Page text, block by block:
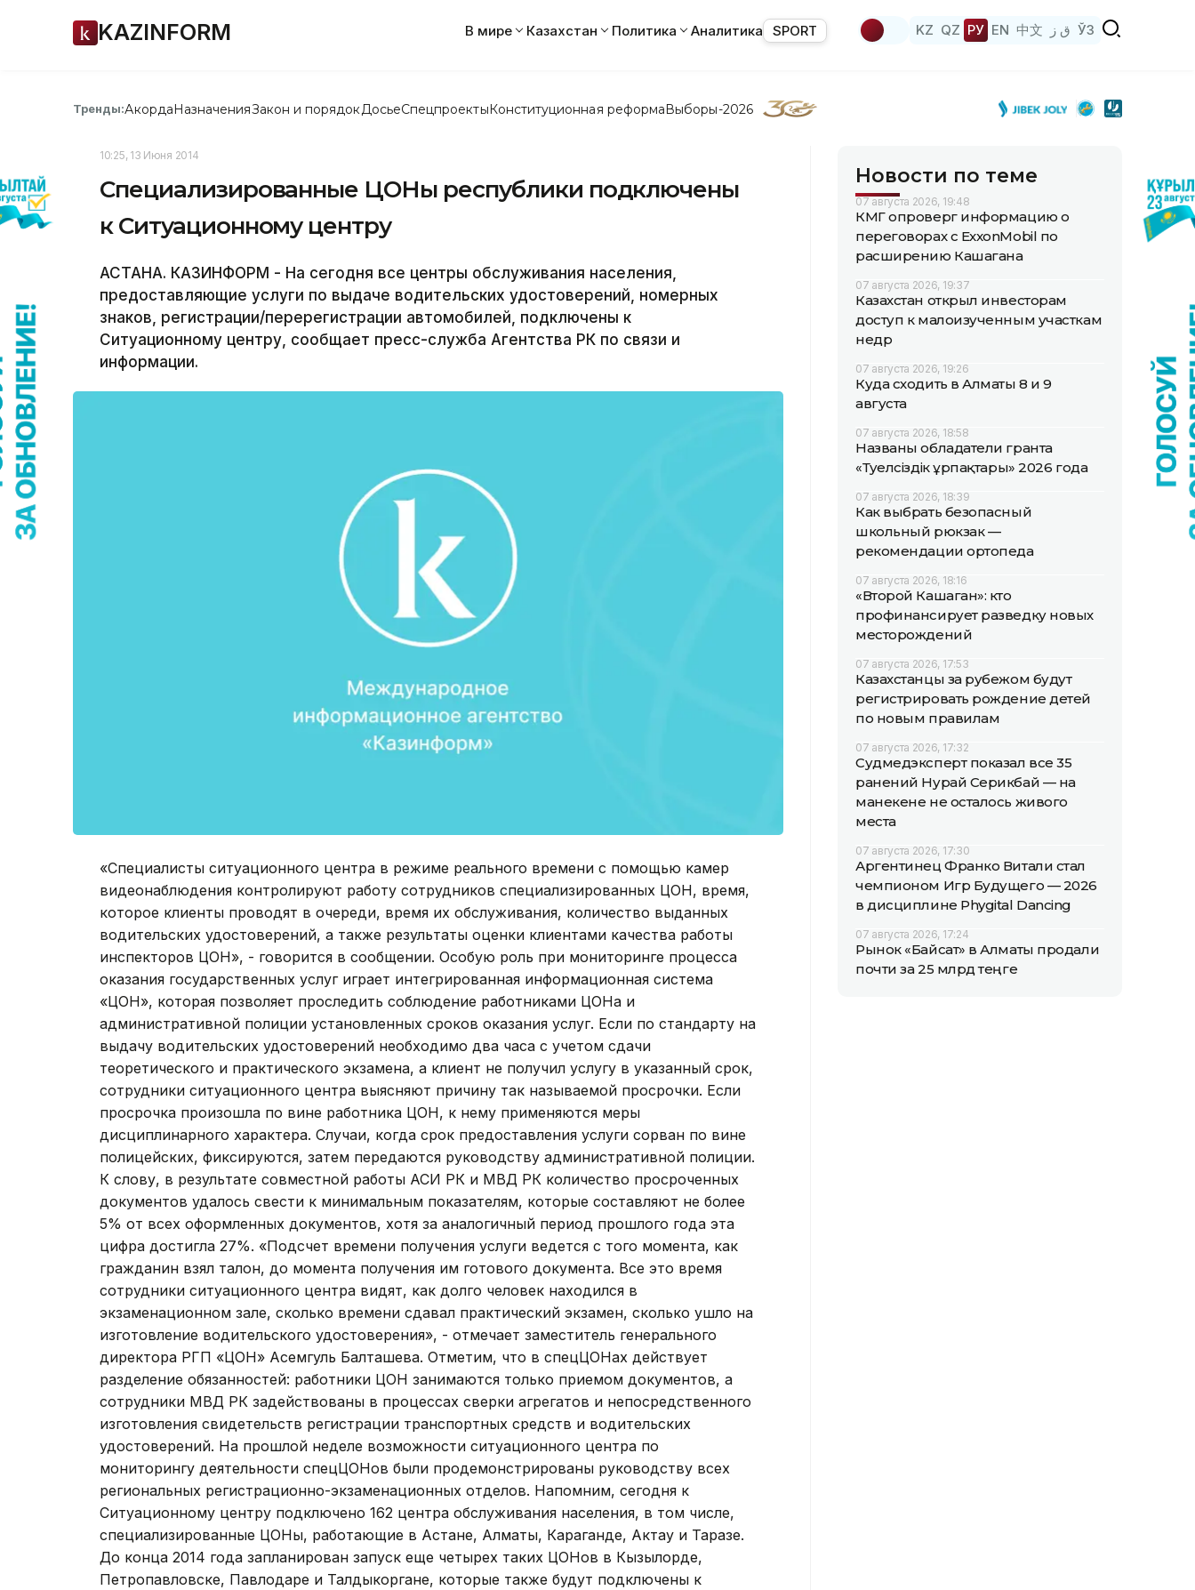
KAZINFORM В мире Казахстан Политика Аналитика SPORT KZ QZ РУ EN 中文 ق ز ЎЗ
Тренды:АкордаНазначенияЗакон и порядок ДосьеСпецпроектыКонституционная реформаВыборы-2026
10:25, 13 Июня 2014
Специализированные ЦОНы республики подключены
к Ситуационному центру
АСТАНА. КАЗИНФОРМ - На сегодня все центры обслуживания населения,
предоставляющие услуги по выдаче водительских удостоверений, номерных
знаков, регистрации/перерегистрации автомобилей, подключены к
Ситуационному центру, сообщает пресс-служба Агентства РК по связи и
информации.
«Специалисты ситуационного центра в режиме реального времени с помощью камер
видеонаблюдения контролируют работу сотрудников специализированных ЦОН, время,
которое клиенты проводят в очереди, время их обслуживания, количество выданных
водительских удостоверений, а также результаты оценки клиентами качества работы
инспекторов ЦОН», - говорится в сообщении. Особую роль при мониторинге процесса
оказания государственных услуг играет интегрированная информационная система
«ЦОН», которая позволяет проследить соблюдение работниками ЦОНа и
административной полиции установленных сроков оказания услуг. Если по стандарту на
выдачу водительских удостоверений необходимо два часа с учетом сдачи
теоретического и практического экзамена, а клиент не получил услугу в указанный срок,
сотрудники ситуационного центра выясняют причину так называемой просрочки. Если
просрочка произошла по вине работника ЦОН, к нему применяются меры
дисциплинарного характера. Случаи, когда срок предоставления услуги сорван по вине
полицейских, фиксируются, затем передаются руководству административной полиции.
К слову, в результате совместной работы АСИ РК и МВД РК количество просроченных
документов удалось свести к минимальным показателям, которые составляют не более
5% от всех оформленных документов, хотя за аналогичный период прошлого года эта
цифра достигла 27%. «Подсчет времени получения услуги ведется с того момента, как
гражданин взял талон, до момента получения им готового документа. Все это время
сотрудники ситуационного центра видят, как долго человек находился в
экзаменационном зале, сколько времени сдавал практический экзамен, сколько ушло на
изготовление водительского удостоверения», - отмечает заместитель генерального
директора РГП «ЦОН» Асемгуль Балташева. Отметим, что в спецЦОНах действует
разделение обязанностей: работники ЦОН занимаются только приемом документов, а
сотрудники МВД РК задействованы в процессах сверки агрегатов и непосредственного
изготовления свидетельств регистрации транспортных средств и водительских
удостоверений. На прошлой неделе возможности ситуационного центра по
мониторингу деятельности спецЦОНов были продемонстрированы руководству всех
региональных регистрационно-экзаменационных отделов. Напомним, сегодня к
Ситуационному центру подключено 162 центра обслуживания населения, в том числе,
специализированные ЦОНы, работающие в Астане, Алматы, Караганде, Актау и Таразе.
До конца 2014 года запланирован запуск еще четырех таких ЦОНов в Кызылорде,
Петропавловске, Павлодаре и Талдыкоргане, которые также будут подключены к
Новости по теме
07 августа 2026, 19:48
КМГ опроверг информацию о
переговорах с ExxonMobil по
расширению Кашагана
07 августа 2026, 19:37
Казахстан открыл инвесторам
доступ к малоизученным участкам
недр
07 августа 2026, 19:26
Куда сходить в Алматы 8 и 9
августа
07 августа 2026, 18:58
Названы обладатели гранта
«Тәуелсіздік ұрпақтары» 2026 года
07 августа 2026, 18:39
Как выбрать безопасный
школьный рюкзак —
рекомендации ортопеда
07 августа 2026, 18:16
«Второй Кашаган»: кто
профинансирует разведку новых
месторождений
07 августа 2026, 17:53
Казахстанцы за рубежом будут
регистрировать рождение детей
по новым правилам
07 августа 2026, 17:32
Судмедэксперт показал все 35
ранений Нурай Серикбай — на
манекене не осталось живого
места
07 августа 2026, 17:30
Аргентинец Франко Витали стал
чемпионом Игр Будущего — 2026
в дисциплине Phygital Dancing
07 августа 2026, 17:24
Рынок «Байсат» в Алматы продали
почти за 25 млрд теңге